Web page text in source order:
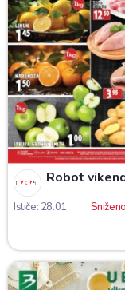
Robot
Ističe: 28.01.